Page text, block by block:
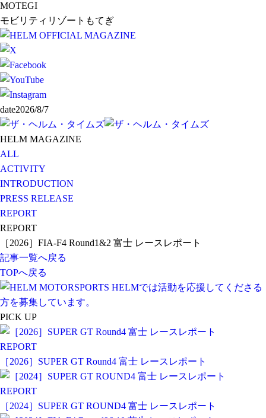
MOTEGI
モビリティリゾートもてぎ
date2026/8/7
HELM MAGAZINE
ALL
ACTIVITY
INTRODUCTION
PRESS RELEASE
REPORT
REPORT
［2026］FIA-F4 Round1&2 富士 レースレポート
記事一覧へ戻る
TOPへ戻る
PICK UP
REPORT
［2026］SUPER GT Round4 富士 レースレポート
REPORT
［2024］SUPER GT ROUND4 富士 レースレポート